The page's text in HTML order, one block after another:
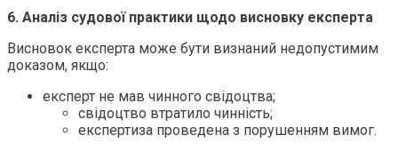
6. Аналіз судової практики щодо висновку експерта
Висновок експерта може бути визнаний недопустимим
доказом, якщо:
експерт не мав чинного свідоцтва;
свідоцтво втратило чинність;
експертиза проведена з порушенням вимог.